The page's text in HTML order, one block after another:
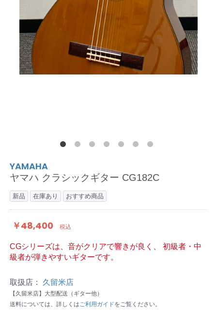
YAMAHA
ヤマハ クラシックギター CG182C
新品 在庫あり おすすめ商品
￥48,400 税込
CGシリーズは、音がクリアで響きが良く、 初級者・中
級者が弾きやすいギターです。
取扱店： 久留米店
【久留米店】大型配送（ギター他）
送料については、詳しくはご利用ガイドをご覧ください。